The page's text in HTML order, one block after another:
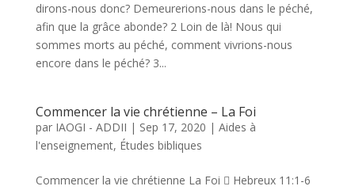
dirons-nous donc? Demeurerions-nous dans le péché,
afin que la grâce abonde? 2 Loin de là! Nous qui
sommes morts au péché, comment vivrions-nous
encore dans le péché? 3...
Commencer la vie chrétienne – La Foi
par IAOGI - ADDII | Sep 17, 2020 | Aides à
l'enseignement, Études bibliques
Commencer la vie chrétienne La Foi  Hebreux 11:1-6